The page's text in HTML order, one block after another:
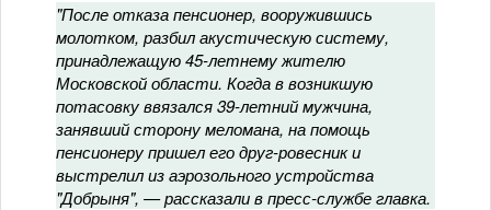
"После отказа пенсионер, вооружившись
молотком, разбил акустическую систему,
принадлежащую 45-летнему жителю
Московской области. Когда в возникшую
потасовку ввязался 39-летний мужчина,
занявший сторону меломана, на помощь
пенсионеру пришел его друг-ровесник и
выстрелил из аэрозольного устройства
"Добрыня", — рассказали в пресс-службе главка.